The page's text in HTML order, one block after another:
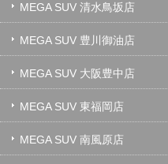
MEGA SUV 清水鳥坂店
MEGA SUV 豊川御油店
MEGA SUV 大阪豊中店
MEGA SUV 東福岡店
MEGA SUV 南風原店